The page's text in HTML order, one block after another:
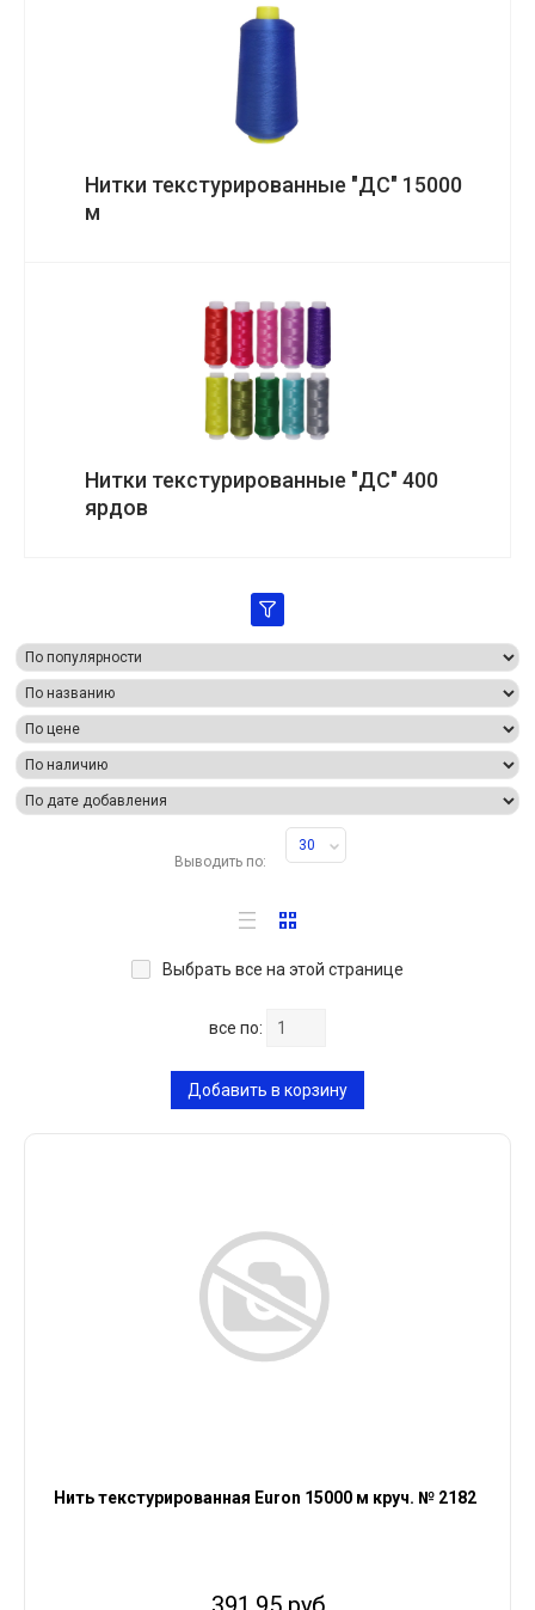
Нитки текстурированные "ДС" 15000
м
Нитки текстурированные "ДС" 400
ярдов
Выводить по:
30
Выбрать все на этой странице
все по:
Добавить в корзину
Нить текстурированная Euron 15000 м круч. № 2182